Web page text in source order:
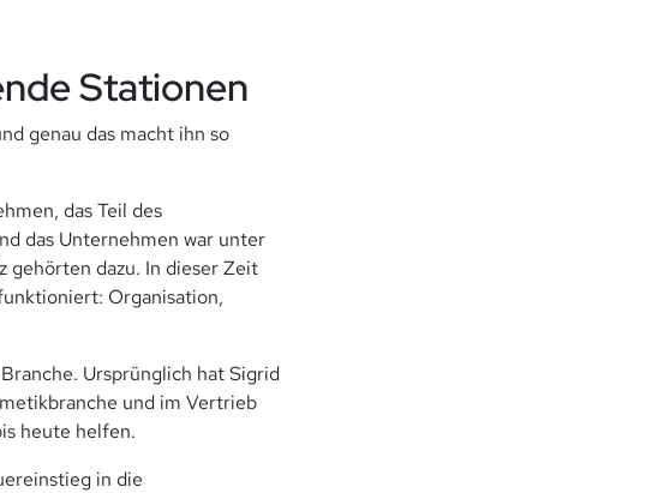
Stationen
genau das macht ihn so
das Teil des
das Unternehmen war unter
gehörten dazu. In dieser Zeit
Organisation,
Ursprünglich hat Sigrid
und im Vertrieb
heute helfen.
in die